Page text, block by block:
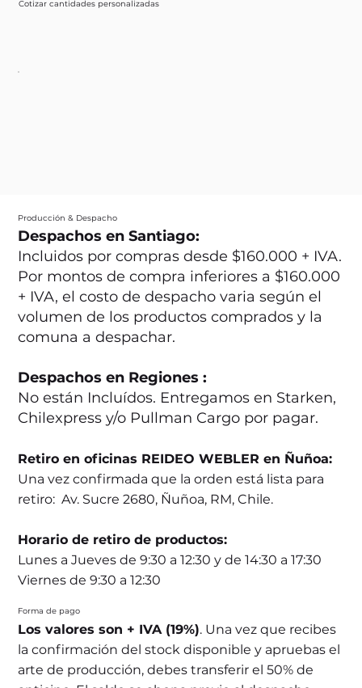
Cotizar cantidades personalizadas
Producción & Despacho
Despachos en Santiago:
Incluidos por compras desde $160.000 + IVA.
Por montos de compra inferiores a $160.000
+ IVA, el costo de despacho varia según el
volumen de los productos comprados y la
comuna a despachar.
Despachos en Regiones :
No están Incluídos. Entregamos en Starken,
Chilexpress y/o Pullman Cargo por pagar.
Retiro en oficinas REIDEO WEBLER en Ñuñoa:
Una vez confirmada que la orden está lista para
retiro: Av. Sucre 2680, Ñuñoa, RM, Chile.
Horario de retiro de productos:
Lunes a Jueves de 9:30 a 12:30 y de 14:30 a 17:30
Viernes de 9:30 a 12:30
Forma de pago
Los valores son + IVA (19%). Una vez que recibes
la confirmación del stock disponible y apruebas el
arte de producción, debes transferir el 50% de